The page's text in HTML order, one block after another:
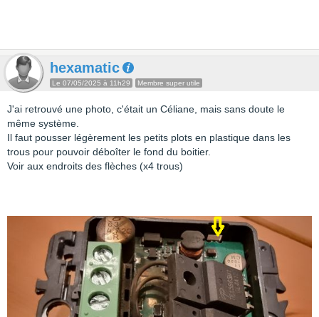
hexamatic
Le 07/05/2025 à 11h29 Membre super utile
J'ai retrouvé une photo, c'était un Céliane, mais sans doute le
même système.
Il faut pousser légèrement les petits plots en plastique dans les
trous pour pouvoir déboîter le fond du boitier.
Voir aux endroits des flèches (x4 trous)